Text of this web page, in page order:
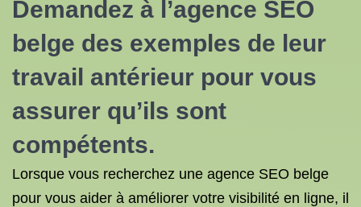
Demandez à l’agence SEO
belge des exemples de leur
travail antérieur pour vous
assurer qu’ils sont
compétents.
Lorsque vous recherchez une agence SEO belge
pour vous aider à améliorer votre visibilité en ligne, il